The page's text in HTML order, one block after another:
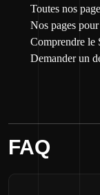
Toutes nos
Nos pages
Comprendre le
Demander un
FAQ